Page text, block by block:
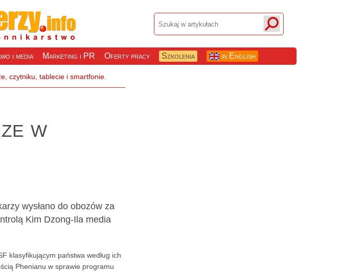
i media Marketing i PR Oferty pracy Szkolenia in English
w
wysłano do obozów za
Kim Dzong-Ila media
klasyfikującym państwa według ich
Phenianu w sprawie programu